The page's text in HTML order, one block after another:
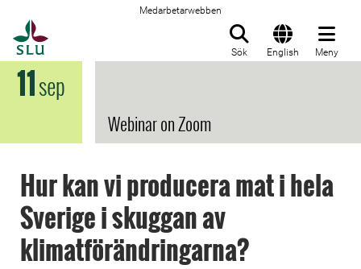
Medarbetarwebben
Sök English Meny
11sep
Webinar on Zoom
Hur kan vi producera mat i hela
Sverige i skuggan av
klimatförändringarna?